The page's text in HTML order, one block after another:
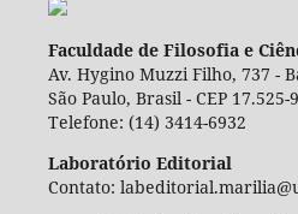
Faculdade de Filosofia e
Av. Hygino Muzzi Filho, 737 -
São Paulo, Brasil - CEP 17.525-
Telefone: (14) 3414-6932
Laboratório Editorial
Contato: